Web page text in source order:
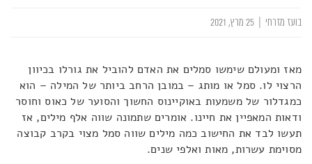
בועז מזרחי
מאז ומעולם שימשו סמלים את האדם להוביל את גורלו בכיוון
הרצוי לו. סמל או מותג – במובן הרחב ביותר של המילה – הוא
כמגדלור של משמעות באוקיינוס החשוך והסוער של כאוס וחוסר
ודאות המאפיין את חיינו. אומרים שתמונה שווה אלף מילים, אז
תעשו לבד את החישוב כמה מילים שווה סמל מצוי בקרב קבוצה
מסוימת עשרות, מאות ואלפי שנים.